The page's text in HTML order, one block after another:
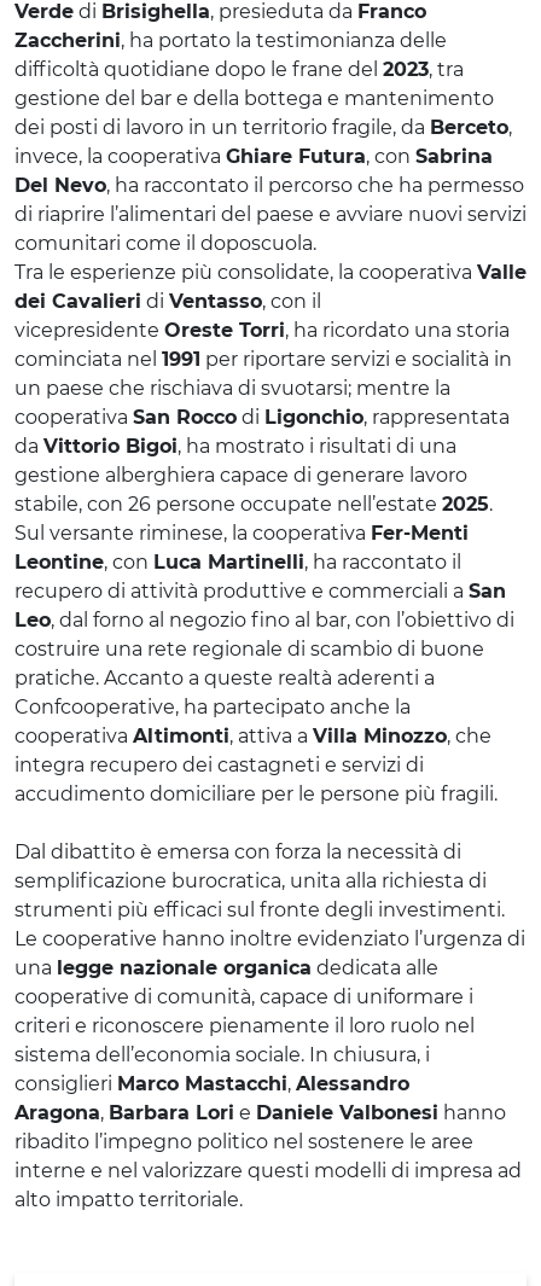
Verde di Brisighella, presieduta da Franco
Zaccherini, ha portato la testimonianza delle
difficoltà quotidiane dopo le frane del 2023, tra
gestione del bar e della bottega e mantenimento
dei posti di lavoro in un territorio fragile, da Berceto,
invece, la cooperativa Ghiare Futura, con Sabrina
Del Nevo, ha raccontato il percorso che ha permesso
di riaprire l’alimentari del paese e avviare nuovi servizi
comunitari come il doposcuola.
Tra le esperienze più consolidate, la cooperativa Valle
dei Cavalieri di Ventasso, con il
vicepresidente Oreste Torri, ha ricordato una storia
cominciata nel 1991 per riportare servizi e socialità in
un paese che rischiava di svuotarsi; mentre la
cooperativa San Rocco di Ligonchio, rappresentata
da Vittorio Bigoi, ha mostrato i risultati di una
gestione alberghiera capace di generare lavoro
stabile, con 26 persone occupate nell’estate 2025.
Sul versante riminese, la cooperativa Fer-Menti
Leontine, con Luca Martinelli, ha raccontato il
recupero di attività produttive e commerciali a San
Leo, dal forno al negozio fino al bar, con l’obiettivo di
costruire una rete regionale di scambio di buone
pratiche. Accanto a queste realtà aderenti a
Confcooperative, ha partecipato anche la
cooperativa Altimonti, attiva a Villa Minozzo, che
integra recupero dei castagneti e servizi di
accudimento domiciliare per le persone più fragili.
Dal dibattito è emersa con forza la necessità di
semplificazione burocratica, unita alla richiesta di
strumenti più efficaci sul fronte degli investimenti.
Le cooperative hanno inoltre evidenziato l’urgenza di
una legge nazionale organica dedicata alle
cooperative di comunità, capace di uniformare i
criteri e riconoscere pienamente il loro ruolo nel
sistema dell’economia sociale. In chiusura, i
consiglieri Marco Mastacchi, Alessandro
Aragona, Barbara Lori e Daniele Valbonesi hanno
ribadito l’impegno politico nel sostenere le aree
interne e nel valorizzare questi modelli di impresa ad
alto impatto territoriale.